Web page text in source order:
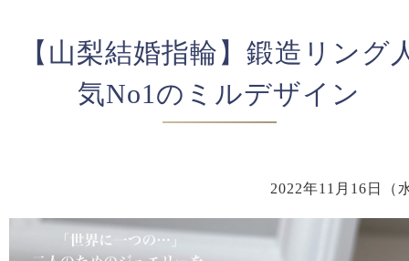
【山梨結婚指輪】鍛造リング
気No1のミルデザイン
2022年11月16日（